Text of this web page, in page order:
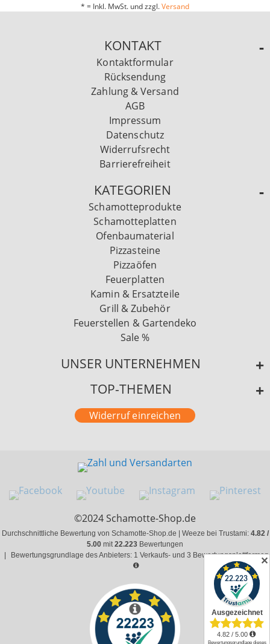
* = Inkl. MwSt. und zzgl.Versand
KONTAKT
Kontaktformular
Rücksendung
Zahlung & Versand
AGB
Impressum
Datenschutz
Widerrufsrecht
Barrierefreiheit
KATEGORIEN
Schamotteprodukte
Schamotteplatten
Ofenbaumaterial
Pizzasteine
Pizzaöfen
Feuerplatten
Kamin & Ersatzteile
Grill & Zubehör
Feuerstellen & Gartendeko
Sale %
UNSER UNTERNEHMEN
TOP-THEMEN
Widerruf einreichen
©2024 Schamotte-Shop.de
Durchschnittliche Bewertung von Schamotte-Shop.de | Weeze bei Trustami: 4.82 /
5.00 mit22.223 Bewertungen
Bewertungsgrundlage des Anbieters: 1 Verkaufs- und 3 Bewertungsplattformen
✕